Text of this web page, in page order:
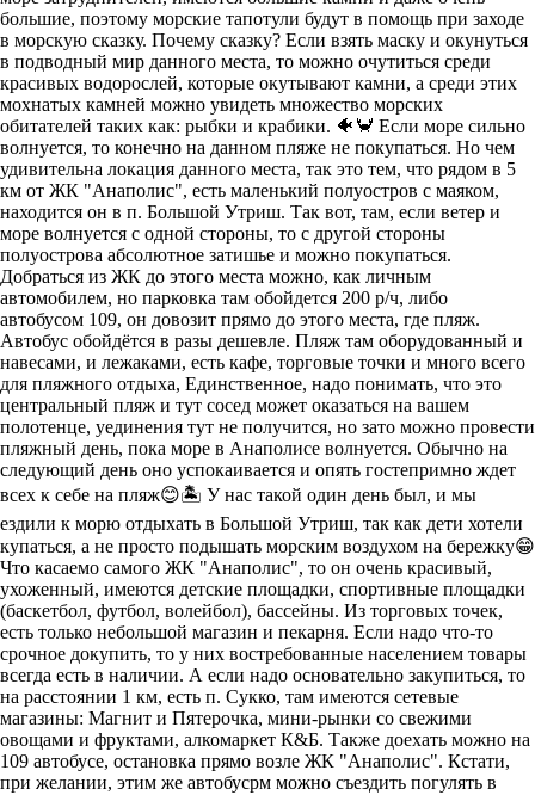
большие, поэтому морские тапотули будут в помощь при заходе
в морскую сказку. Почему сказку? Если взять маску и окунуться
в подводный мир данного места, то можно очутиться среди
красивых водорослей, которые окутывают камни, а среди этих
мохнатых камней можно увидеть множество морских
обитателей таких как: рыбки и крабики. 🐠🦀 Если море сильно
волнуется, то конечно на данном пляже не покупаться. Но чем
удивительна локация данного места, так это тем, что рядом в 5
км от ЖК "Анаполис", есть маленький полуостров с маяком,
находится он в п. Большой Утриш. Так вот, там, если ветер и
море волнуется с одной стороны, то с другой стороны
полуострова абсолютное затишье и можно покупаться.
Добраться из ЖК до этого места можно, как личным
автомобилем, но парковка там обойдется 200 р/ч, либо
автобусом 109, он довозит прямо до этого места, где пляж.
Автобус обойдётся в разы дешевле. Пляж там оборудованный и
навесами, и лежаками, есть кафе, торговые точки и много всего
для пляжного отдыха, Единственное, надо понимать, что это
центральный пляж и тут сосед может оказаться на вашем
полотенце, уединения тут не получится, но зато можно провести
пляжный день, пока море в Анаполисе волнуется. Обычно на
следующий день оно успокаивается и опять гостепримно ждет
всех к себе на пляж😊🏝 У нас такой один день был, и мы
ездили к морю отдыхать в Большой Утриш, так как дети хотели
купаться, а не просто подышать морским воздухом на бережку😁
Что касаемо самого ЖК "Анаполис", то он очень красивый,
ухоженный, имеются детские площадки, спортивные площадки
(баскетбол, футбол, волейбол), бассейны. Из торговых точек,
есть только небольшой магазин и пекарня. Если надо что-то
срочное докупить, то у них востребованные населением товары
всегда есть в наличии. А если надо основательно закупиться, то
на расстоянии 1 км, есть п. Сукко, там имеются сетевые
магазины: Магнит и Пятерочка, мини-рынки со свежими
овощами и фруктами, алкомаркет К&Б. Также доехать можно на
109 автобусе, остановка прямо возле ЖК "Анаполис". Кстати,
при желании, этим же автобусрм можно съездить погулять в